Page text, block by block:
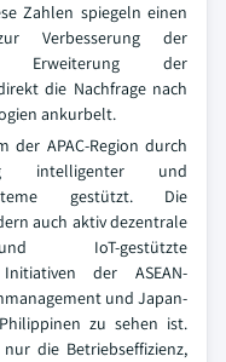
Zahlen spiegeln einen
Verbesserung der
Erweiterung der
die Nachfrage nach
ankurbelt.
der APAC-Region durch
intelligenter und
gestützt. Die
auch aktiv dezentrale
und IoT-gestützte
der ASEAN-
und Japan-
zu sehen ist.
die Betriebseffizienz,